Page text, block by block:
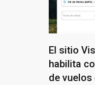
El sitio
habilita
de vuelos